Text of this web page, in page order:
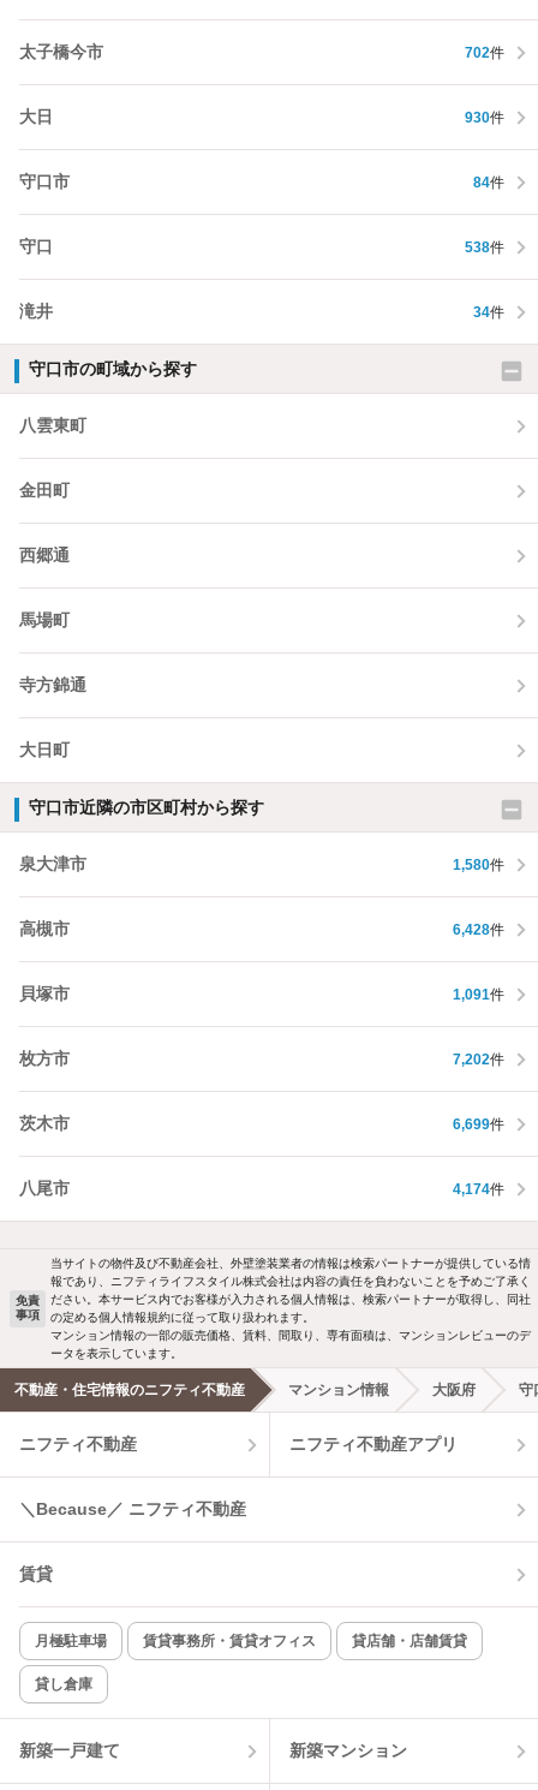
太子橋今市 702件
大日 930件
守口市 84件
守口 538件
滝井 34件
守口市の町域から探す
八雲東町
金田町
西郷通
馬場町
寺方錦通
大日町
守口市近隣の市区町村から探す
泉大津市 1,580件
高槻市 6,428件
貝塚市 1,091件
枚方市 7,202件
茨木市 6,699件
八尾市 4,174件
免責
事項
当サイトの物件及び不動産会社、外壁塗装業者の情報は検索パートナーが提供している情
報であり、ニフティライフスタイル株式会社は内容の責任を負わないことを予めご了承く
ださい。本サービス内でお客様が入力される個人情報は、検索パートナーが取得し、同社
の定める個人情報規約に従って取り扱われます。
マンション情報の一部の販売価格、賃料、間取り、専有面積は、マンションレビューのデ
ータを表示しています。
不動産・住宅情報のニフティ不動産 マンション情報 大阪府 守
ニフティ不動産 ニフティ不動産アプリ
＼Because／ ニフティ不動産
賃貸
月極駐車場 賃貸事務所・賃貸オフィス 貸店舗・店舗賃貸
貸し倉庫
新築一戸建て 新築マンション